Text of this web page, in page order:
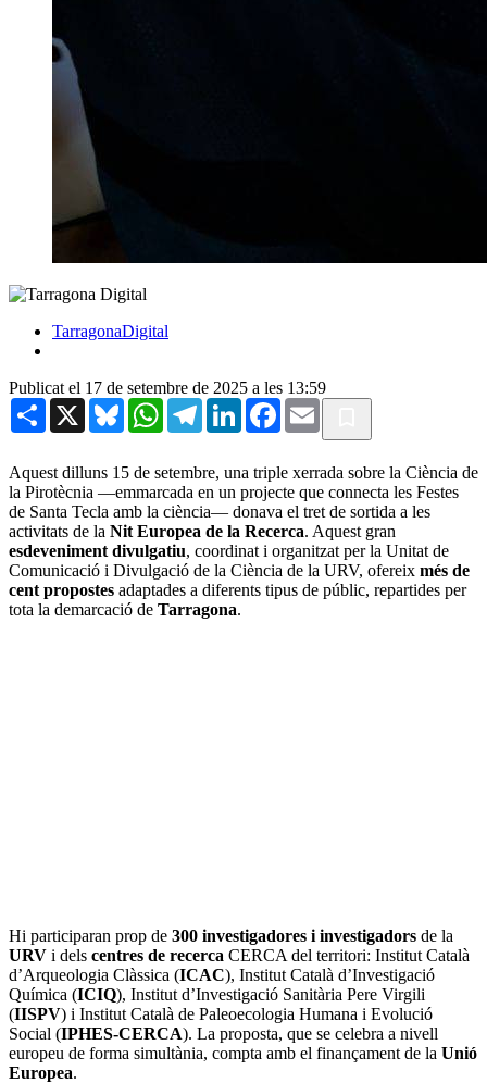
TarragonaDigital
Publicat el 17 de setembre de 2025 a les 13:59
Share X BlueskyWhatsAppTelegramLinkedInFacebook
Email
Aquest dilluns 15 de setembre, una triple xerrada sobre la Ciència de
la Pirotècnia —emmarcada en un projecte que connecta les Festes
de Santa Tecla amb la ciència— donava el tret de sortida a les
activitats de la Nit Europea de la Recerca. Aquest gran
esdeveniment divulgatiu, coordinat i organitzat per la Unitat de
Comunicació i Divulgació de la Ciència de la URV, ofereix més de
cent propostes adaptades a diferents tipus de públic, repartides per
tota la demarcació de Tarragona.
Hi participaran prop de 300 investigadores i investigadors de la
URV i dels centres de recerca CERCA del territori: Institut Català
d’Arqueologia Clàssica (ICAC), Institut Català d’Investigació
Química (ICIQ), Institut d’Investigació Sanitària Pere Virgili
(IISPV) i Institut Català de Paleoecologia Humana i Evolució
Social (IPHES-CERCA). La proposta, que se celebra a nivell
europeu de forma simultània, compta amb el finançament de la Unió
Europea.